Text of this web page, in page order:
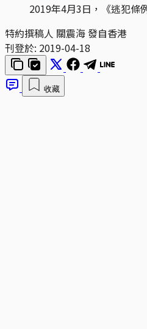
2019年4月3日，《逃犯條
特約撰稿人 關震海 發自香港
刊登於: 2019-04-18
收藏